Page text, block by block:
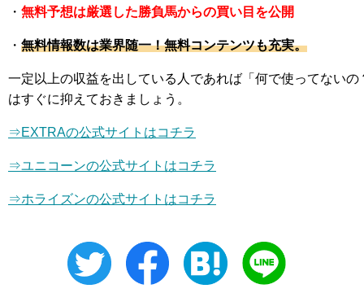
・ 無料予想は厳選した勝負馬からの買い目を公開
・ 無料情報数は業界随一！無料コンテンツも充実。
一定以上の収益を出している人であれば「何で使ってない
はすぐに抑えておきましょう。
⇒EXTRAの公式サイトはコチラ
⇒ユニコーンの公式サイトはコチラ
⇒ホライズンの公式サイトはコチラ